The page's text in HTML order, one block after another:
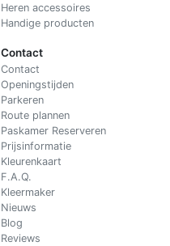
Heren accessoires
Handige producten
Contact
Contact
Openingstijden
Parkeren
Route plannen
Paskamer Reserveren
Prijsinformatie
Kleurenkaart
F.A.Q.
Kleermaker
Nieuws
Blog
Reviews